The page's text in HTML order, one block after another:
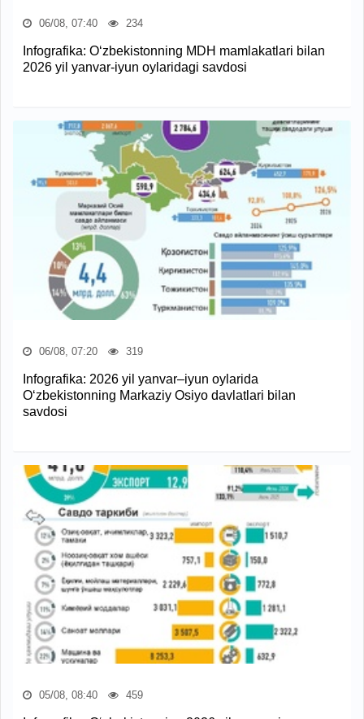
06/08, 07:40 234
Infografika: O‘zbekistonning MDH mamlakatlari bilan
2026 yil yanvar-iyun oylaridagi savdosi
06/08, 07:20 319
Infografika: 2026 yil yanvar–iyun oylarida
O‘zbekistonning Markaziy Osiyo davlatlari bilan
savdosi
05/08, 08:40 459